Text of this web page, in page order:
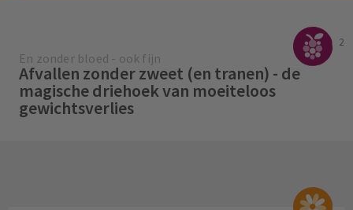
2
En zonder bloed - ook fijn
Afvallen zonder zweet (en tranen) - de
magische driehoek van moeiteloos
gewichtsverlies